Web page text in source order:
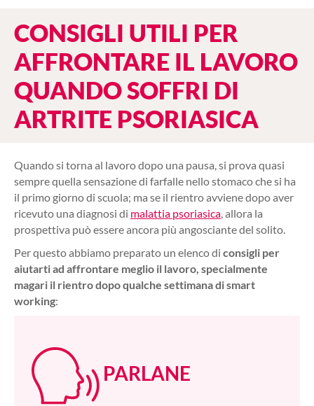
CONSIGLI UTILI PER
AFFRONTARE IL LAVORO
QUANDO SOFFRI DI
ARTRITE PSORIASICA
Quando si torna al lavoro dopo una pausa, si prova quasi
sempre quella sensazione di farfalle nello stomaco che si ha
il primo giorno di scuola; ma se il rientro avviene dopo aver
ricevuto una diagnosi di malattia psoriasica, allora la
prospettiva può essere ancora più angosciante del solito.
Per questo abbiamo preparato un elenco di consigli per
aiutarti ad affrontare meglio il lavoro, specialmente
magari il rientro dopo qualche settimana di smart
working:
PARLANE